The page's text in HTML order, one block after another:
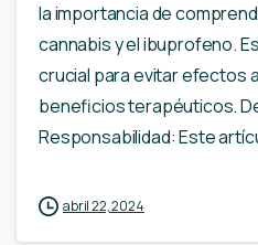
la importancia de
cannabis y el ibuprofeno.
crucial para evitar efectos
beneficios terapéuticos.
Responsabilidad: Este
abril 22, 2024